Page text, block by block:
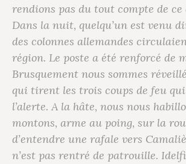
rendions pas du tout compte de ce
Dans la nuit, quelqu’un est venu
des colonnes allemandes
région. Le poste a été renforcé de
Brusquement nous sommes
qui tirent les trois coups de feu
l’alerte. A la hâte, nous nous
montons, arme au poing, sur la
d’entendre une rafale vers
n’est pas rentré de patrouille.